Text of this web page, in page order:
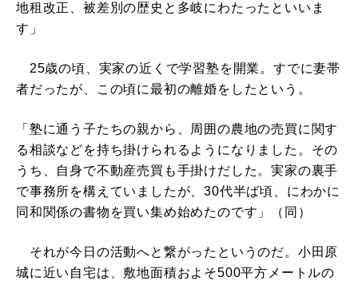
地租改正、被差別の歴史と多岐にわたったといいま
す」
25歳の頃、実家の近くで学習塾を開業。すでに妻帯
者だったが、この頃に最初の離婚をしたという。
「塾に通う子たちの親から、周囲の農地の売買に関す
る相談などを持ち掛けられるようになりました。その
うち、自身で不動産売買も手掛けだした。実家の裏手
で事務所を構えていましたが、30代半ば頃、にわかに
同和関係の書物を買い集め始めたのです」（同）
それが今日の活動へと繋がったというのだ。小田原
城に近い自宅は、敷地面積およそ500平方メートルの